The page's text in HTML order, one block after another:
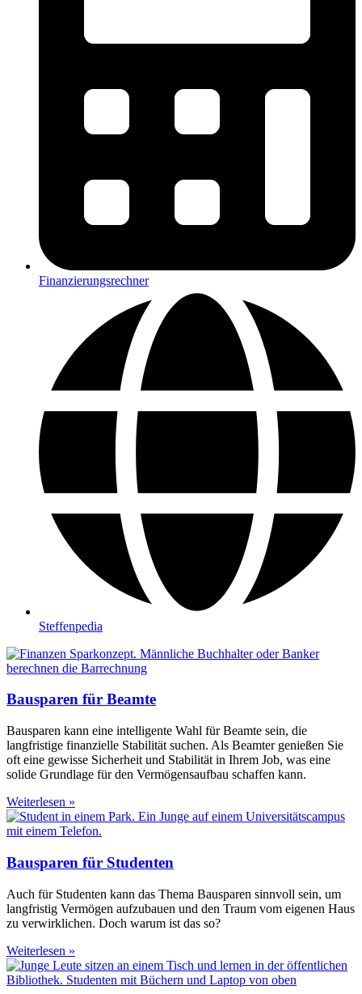
Finanzierungsrechner
Steffenpedia
Bausparen für Beamte
Bausparen kann eine intelligente Wahl für Beamte sein, die
langfristige finanzielle Stabilität suchen. Als Beamter genießen Sie
oft eine gewisse Sicherheit und Stabilität in Ihrem Job, was eine
solide Grundlage für den Vermögensaufbau schaffen kann.
Weiterlesen »
Bausparen für Studenten
Auch für Studenten kann das Thema Bausparen sinnvoll sein, um
langfristig Vermögen aufzubauen und den Traum vom eigenen Haus
zu verwirklichen. Doch warum ist das so?
Weiterlesen »